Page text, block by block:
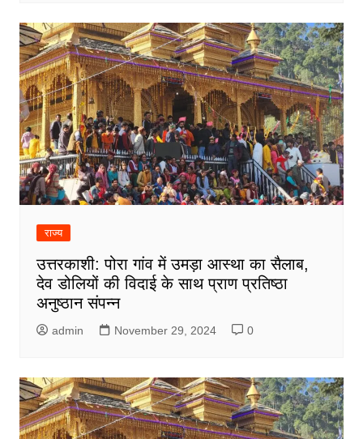
राज्य
उत्तरकाशी: पोरा गांव में उमड़ा आस्था का सैलाब,
देव डोलियों की विदाई के साथ प्राण प्रतिष्ठा
अनुष्ठान संपन्न
admin November 29, 2024 0